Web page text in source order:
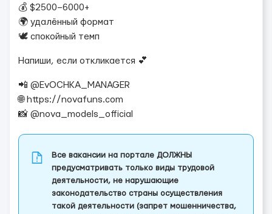
💰 $2500–6000+
🌍 удалённый формат
🕊 спокойный темп
Напиши, если откликается 💕
📲 @EvOCHKA_MANAGER
🌐 https://novafuns.com
📸 @nova_models_official
Все вакансии на портале ДОЛЖНЫ
предусматривать только виды трудовой
деятельности, не нарушающие
законодательство страны осуществления
такой деятельности (запрет мошенничества,